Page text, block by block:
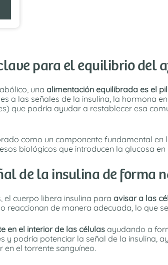
para el equilibrio del
una alimentación equilibrada es el
a las señales de la insulina, la hormona
que podría ayudar a restablecer esa
como un componente fundamental en
biológicos que introducen la glucosa
de la insulina de forma
el cuerpo libera insulina para avisar a las
reaccionan de manera adecuada, lo que
en el interior de las células ayudando a
y podría potenciar la señal de la insulina,
el torrente sanguíneo.